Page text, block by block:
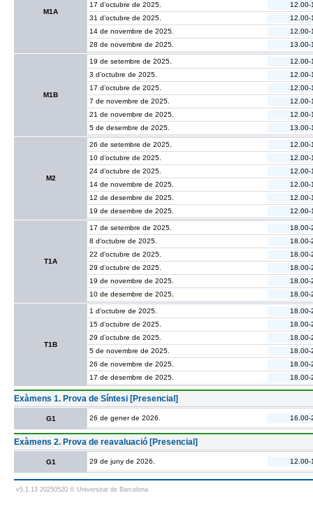
M1A
17 d’octubre de 2025.
12.00-
31 d’octubre de 2025.
12.00-
14 de novembre de 2025.
12.00-
28 de novembre de 2025.
13.00-
M1B
19 de setembre de 2025.
12.00-
3 d’octubre de 2025.
12.00-
17 d’octubre de 2025.
12.00-
7 de novembre de 2025.
12.00-
21 de novembre de 2025.
12.00-
5 de desembre de 2025.
13.00-
M2
26 de setembre de 2025.
12.00-
10 d’octubre de 2025.
12.00-
24 d’octubre de 2025.
12.00-
14 de novembre de 2025.
12.00-
12 de desembre de 2025.
12.00-
19 de desembre de 2025.
12.00-
T1A
17 de setembre de 2025.
18.00-
8 d’octubre de 2025.
18.00-
22 d’octubre de 2025.
18.00-
29 d’octubre de 2025.
18.00-
19 de novembre de 2025.
18.00-
10 de desembre de 2025.
18.00-
T1B
1 d’octubre de 2025.
18.00-
15 d’octubre de 2025.
18.00-
29 d’octubre de 2025.
18.00-
5 de novembre de 2025.
18.00-
26 de novembre de 2025.
18.00-
17 de desembre de 2025.
18.00-
Exàmens 1. Prova de Síntesi [Presencial]
G1 26 de gener de 2026. 16.00-
Exàmens 2. Prova de reavaluació [Presencial]
G1 29 de juny de 2026. 12.00-
v5.1.13 20250520 © Universitat de Barcelona